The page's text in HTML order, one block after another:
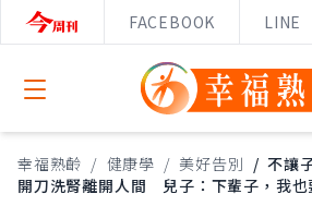
FACEBOOK LINE
Open menu
幸福熟齡 / 健康學 / 美好告別 / 不讓
開刀洗腎離開人間 兒子：下輩子，我也